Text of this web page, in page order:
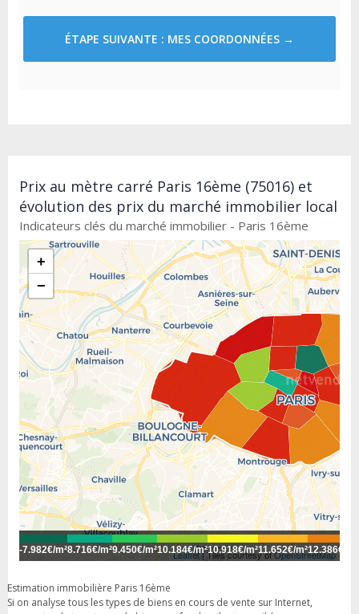
ÉTAPE SUIVANTE : MES COORDONNÉES →
Prix au mètre carré Paris 16ème (75016) et
évolution des prix du marché immobilier local
Indicateurs clés du marché immobilier - Paris 16ème
+
−
Leaflet| Tiles courtesy ofOpenStreetMap
-7.982€/m²8.716€/m²9.450€/m²10.184€/m²10.918€/m²11.652€/m²12.386€/m²
Estimation immobilière Paris 16ème
Si on analyse tous les types de biens en cours de vente sur Internet,